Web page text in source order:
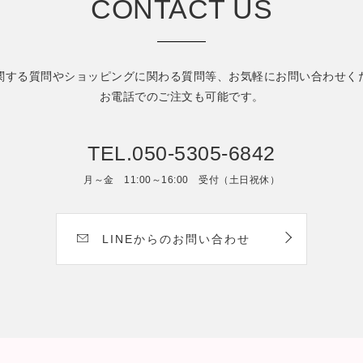
CONTACT US
する質問やショッピングに関わる質問等、 お気軽にお問い合わせく
お電話でのご注文も可能です。
TEL.050-5305-6842
月～金 11:00～16:00 受付（土日祝休）
LINEからのお問い合わせ